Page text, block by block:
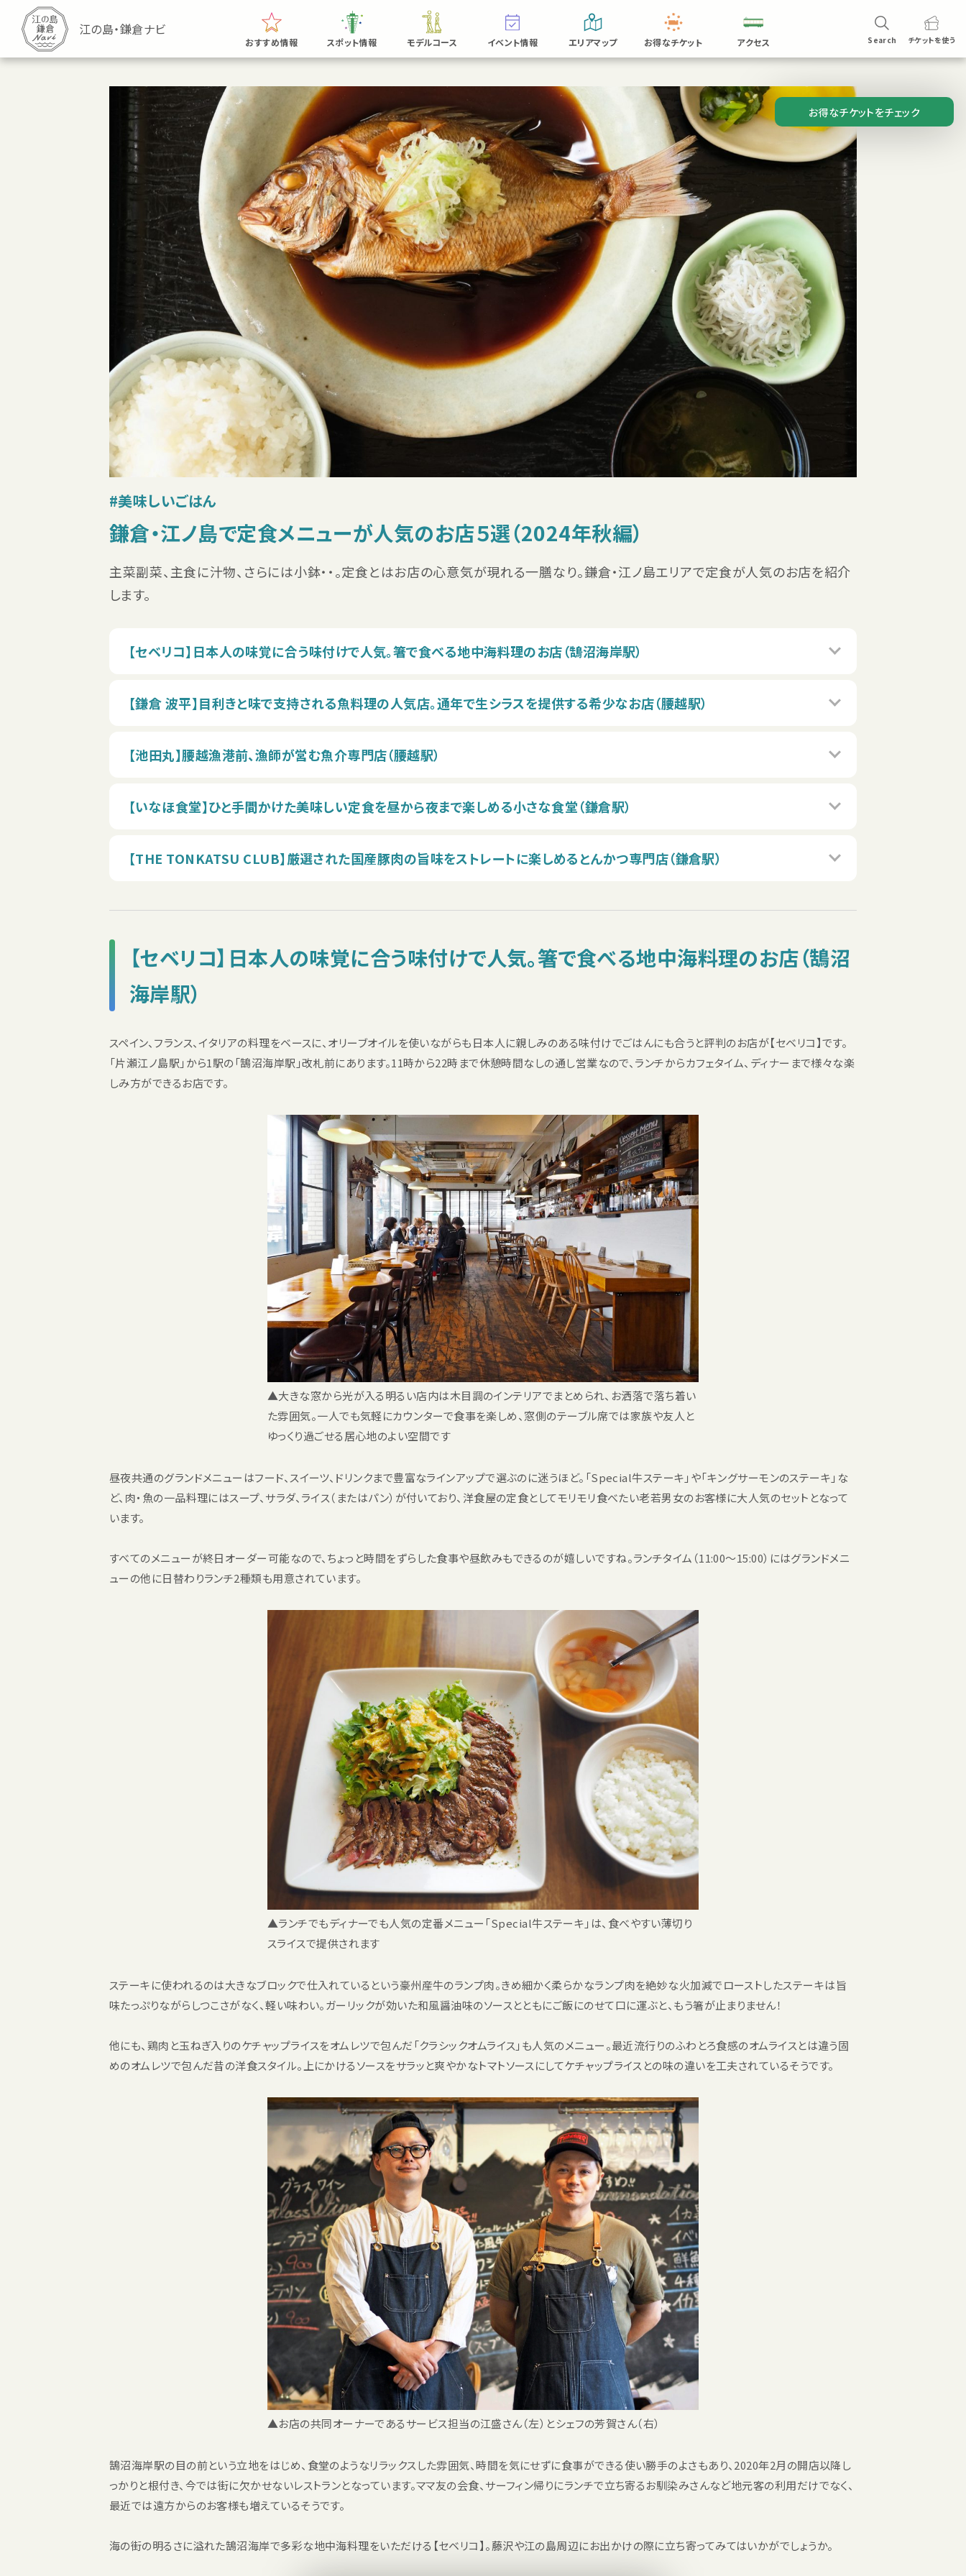
おすすめ情報 スポット情報 モデルコース イベント情報 エリアマップ お得なチケット アクセス Search チケットを使う
#美味しいごはん
鎌倉・江ノ島で定食メニューが人気のお店５選（2024年秋編）
主菜副菜、主食に汁物、さらには小鉢・・。定食とはお店の心意気が現れる一膳なり。鎌倉・江ノ島エリアで定食が人気のお店を紹介
します。
【セベリコ】日本人の味覚に合う味付けで人気。箸で食べる地中海料理のお店（鵠沼海岸駅）
【鎌倉 波平】目利きと味で支持される魚料理の人気店。通年で生シラスを提供する希少なお店（腰越駅）
【池田丸】腰越漁港前、漁師が営む魚介専門店（腰越駅）
【いなほ食堂】ひと手間かけた美味しい定食を昼から夜まで楽しめる小さな食堂（鎌倉駅）
【THE TONKATSU CLUB】厳選された国産豚肉の旨味をストレートに楽しめるとんかつ専門店（鎌倉駅）
【セベリコ】日本人の味覚に合う味付けで人気。箸で食べる地中海料理のお店（鵠沼
海岸駅）
スペイン、フランス、イタリアの料理をベースに、オリーブオイルを使いながらも日本人に親しみのある味付けでごはんにも合うと評判のお店が【セベリコ】です。
「片瀬江ノ島駅」から1駅の「鵠沼海岸駅」改札前にあります。11時から22時まで休憩時間なしの通し営業なので、ランチからカフェタイム、ディナーまで様々な楽
しみ方ができるお店です。
▲大きな窓から光が入る明るい店内は木目調のインテリアでまとめられ、お洒落で落ち着い
た雰囲気。一人でも気軽にカウンターで食事を楽しめ、窓側のテーブル席では家族や友人と
ゆっくり過ごせる居心地のよい空間です
昼夜共通のグランドメニューはフード、スイーツ、ドリンクまで豊富なラインアップで選ぶのに迷うほど。「Special牛ステーキ」や「キングサーモンのステーキ」な
ど、肉・魚の一品料理にはスープ、サラダ、ライス（またはパン）が付いており、洋食屋の定食としてモリモリ食べたい老若男女のお客様に大人気のセットとなって
います。
すべてのメニューが終日オーダー可能なので、ちょっと時間をずらした食事や昼飲みもできるのが嬉しいですね。ランチタイム（11:00～15:00）にはグランドメニ
ューの他に日替わりランチ2種類も用意されています。
▲ランチでもディナーでも人気の定番メニュー「Special牛ステーキ」は、食べやすい薄切り
スライスで提供されます
ステーキに使われるのは大きなブロックで仕入れているという豪州産牛のランプ肉。きめ細かく柔らかなランプ肉を絶妙な火加減でローストしたステーキは旨
味たっぷりながらしつこさがなく、軽い味わい。ガーリックが効いた和風醤油味のソースとともにご飯にのせて口に運ぶと、もう箸が止まりません！
他にも、鶏肉と玉ねぎ入りのケチャップライスをオムレツで包んだ「クラシックオムライス」も人気のメニュー。最近流行りのふわとろ食感のオムライスとは違う固
めのオムレツで包んだ昔の洋食スタイル。上にかけるソースをサラッと爽やかなトマトソースにしてケチャップライスとの味の違いを工夫されているそうです。
▲お店の共同オーナーであるサービス担当の江盛さん（左）とシェフの芳賀さん（右）
鵠沼海岸駅の目の前という立地をはじめ、食堂のようなリラックスした雰囲気、時間を気にせずに食事ができる使い勝手のよさもあり、2020年2月の開店以降し
っかりと根付き、今では街に欠かせないレストランとなっています。ママ友の会食、サーフィン帰りにランチで立ち寄るお馴染みさんなど地元客の利用だけでなく、
最近では遠方からのお客様も増えているそうです。
海の街の明るさに溢れた鵠沼海岸で多彩な地中海料理をいただける【セベリコ】。藤沢や江の島周辺にお出かけの際に立ち寄ってみてはいかがでしょうか。
お得なチケットをチェック